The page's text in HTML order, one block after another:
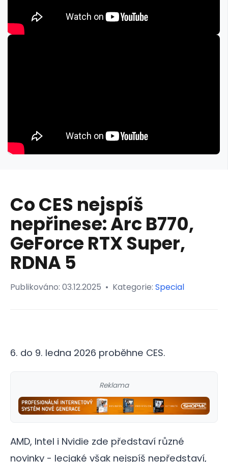
Co CES nejspíš
nepřinese: Arc B770,
GeForce RTX Super,
RDNA 5
Publikováno: 03.12.2025 • Kategorie: Special
6. do 9. ledna 2026 proběhne CES.
Reklama
AMD, Intel i Nvidie zde představí různé
novinky - lecjaké však nejspíš nepředstaví,